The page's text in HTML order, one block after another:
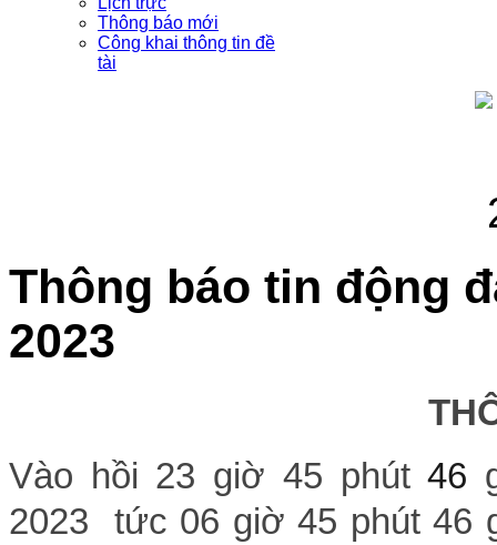
Thông báo mới
Công khai thông tin đề
tài
Thông báo tin động
2023
THÔNG
Vào hồi 23 giờ 45 phút46
2023 tức 06 giờ 45 phút 46